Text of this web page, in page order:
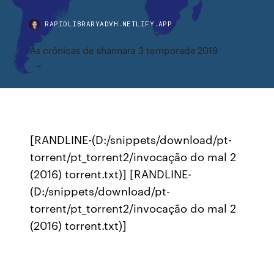
RAPIDLIBRARYADVH.NETLIFY.APP
As crônicas de shannara 3 temporada 2019
[RANDLINE-(D:/snippets/download/pt-
torrent/pt_torrent2/invocação do mal 2
(2016) torrent.txt)] [RANDLINE-
(D:/snippets/download/pt-
torrent/pt_torrent2/invocação do mal 2
(2016) torrent.txt)]